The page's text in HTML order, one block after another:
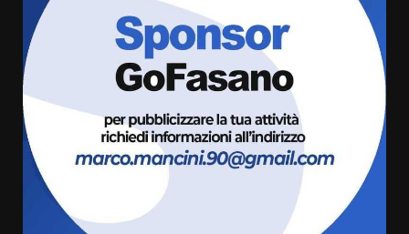
Fasanese ferito a colpi di arma
da fuoco
6 Agosto 2026 18:13
Carta d’identità: continua il piano
di aperture straordinarie del
Comune di Fasano